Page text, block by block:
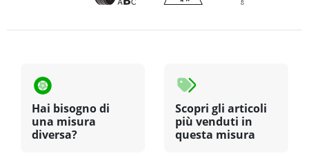
Hai bisogno di
una misura
diversa?
Scopri gli articoli
più venduti in
questa misura